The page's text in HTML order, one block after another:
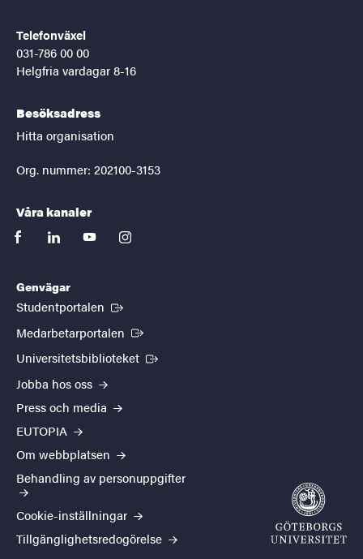
Telefonväxel
031-786 00 00
Helgfria vardagar 8-16
Besöksadress
Hitta organisation
Org. nummer: 202100-3153
Våra kanaler
facebooklinkedinyoutubeinstagram
Genvägar
Studentportalen (Extern länk)
Medarbetarportalen (Extern länk)
Universitetsbiblioteket (Extern länk)
Jobba hos oss
Press och media
EUTOPIA
Om webbplatsen
Behandling av personuppgifter
Cookie-inställningar
Tillgänglighetsredogörelse